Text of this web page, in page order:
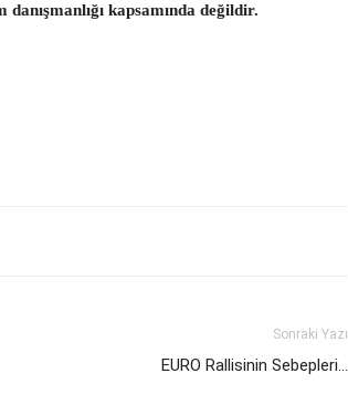
kapsamında değildir.
Sonraki Yazı
EURO Rallisinin Sebepleri…